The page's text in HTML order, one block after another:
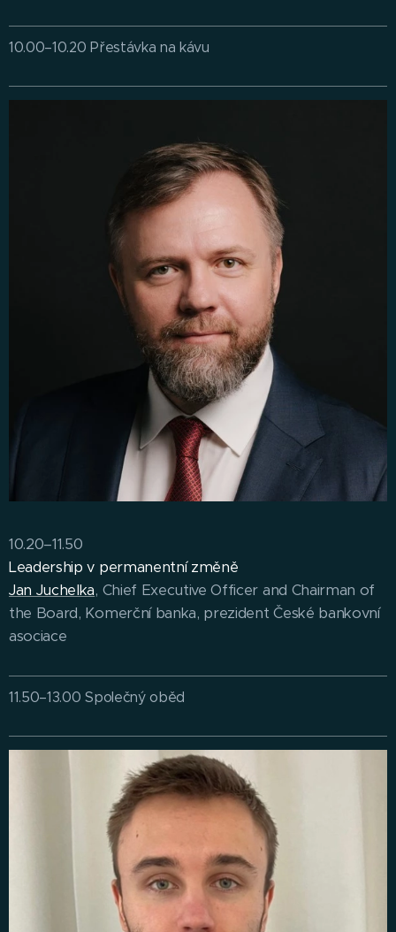
10.00–10.20 Přestávka na kávu
10.20–11.50
Leadership v permanentní změně
Jan Juchelka, Chief Executive Officer and Chairman of
the Board, Komerční banka, prezident České bankovní
asociace
11.50–13.00 Společný oběd